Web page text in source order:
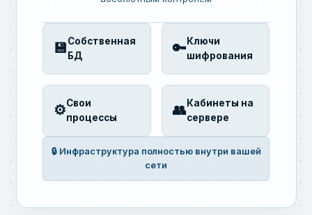
💾Собственная
БД
🔑Ключи
шифрования
⚙️Свои
процессы
👥Кабинеты на
сервере
🔒 Инфраструктура полностью внутри вашей
сети